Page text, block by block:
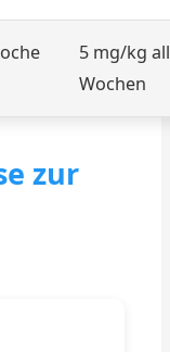
5 mg/kg
Wochen
zur